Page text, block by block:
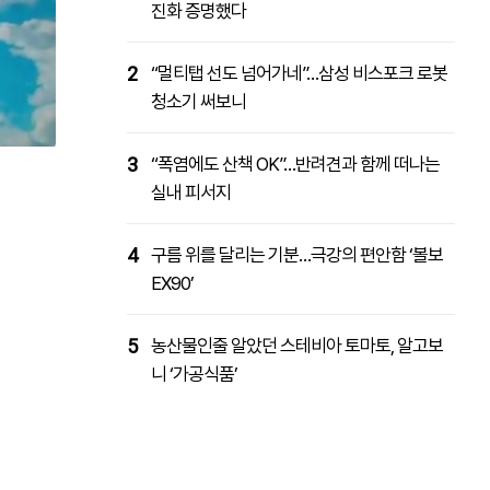
진화 증명했다
2 “멀티탭 선도 넘어가네”…삼성 비스포크 로봇
청소기 써보니
3 “폭염에도 산책 OK”…반려견과 함께 떠나는
실내 피서지
4 구름 위를 달리는 기분…극강의 편안함 ‘볼보
EX90’
5 농산물인줄 알았던 스테비아 토마토, 알고보
니 ‘가공식품’